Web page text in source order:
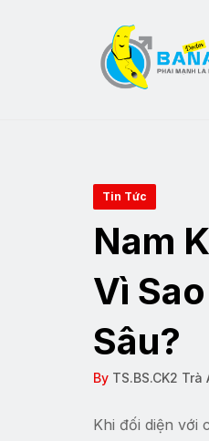
Tin Tức
Nam
Vì
Sâu?
By TS.BS.CK2 Trà
Khi đối diện với